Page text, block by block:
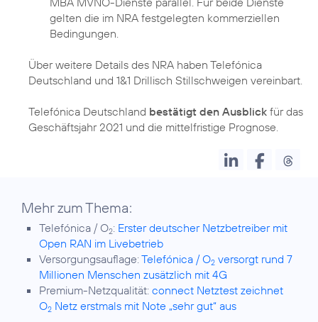
gelten die im NRA festgelegten kommerziellen
Bedingungen.
Über weitere Details des NRA haben Telefónica
Deutschland und 1&1 Drillisch Stillschweigen vereinbart.
Telefónica Deutschland bestätigt den Ausblick für das
Geschäftsjahr 2021 und die mittelfristige Prognose.
Mehr zum Thema:
Telefónica / O2: Erster deutscher Netzbetreiber mit
Open RAN im Livebetrieb
Versorgungsauflage:Telefónica / O2 versorgt rund 7
Millionen Menschen zusätzlich mit 4G
Premium-Netzqualität: connect Netztest zeichnet
O2 Netz erstmals mit Note „sehr gut“ aus